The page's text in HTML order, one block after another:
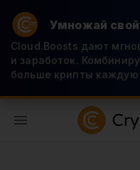
Умножай
Cloud.Boosts дают
и заработок.
больше крипты каждую